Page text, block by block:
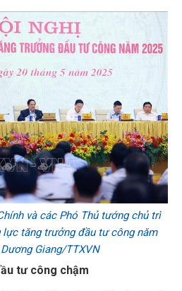
và các Phó Thủ tướng chủ trì
tăng trưởng đầu tư công năm
Giang/TTXVN
tư công chậm